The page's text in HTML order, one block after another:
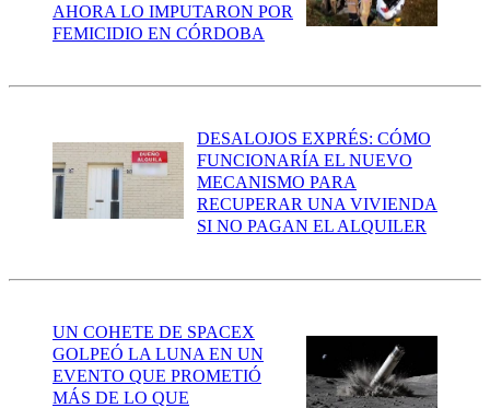
AHORA LO IMPUTARON POR
FEMICIDIO EN CÓRDOBA
DESALOJOS EXPRÉS: CÓMO
FUNCIONARÍA EL NUEVO
MECANISMO PARA
RECUPERAR UNA VIVIENDA
SI NO PAGAN EL ALQUILER
UN COHETE DE SPACEX
GOLPEÓ LA LUNA EN UN
EVENTO QUE PROMETIÓ
MÁS DE LO QUE